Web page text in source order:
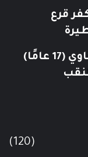
قرع
مصرع الفتى محمد جمعة القرناوي (17 عامًا)
(120)